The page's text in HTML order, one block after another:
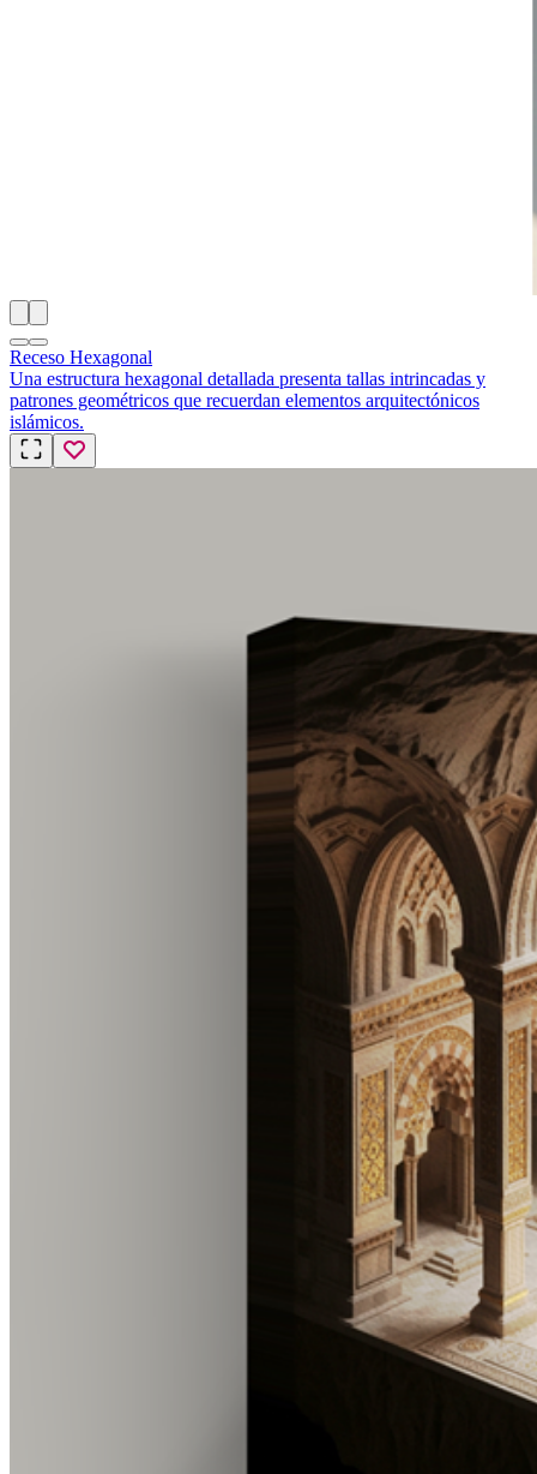
Receso Hexagonal
Una estructura hexagonal detallada presenta tallas intrincadas y
patrones geométricos que recuerdan elementos arquitectónicos
islámicos.